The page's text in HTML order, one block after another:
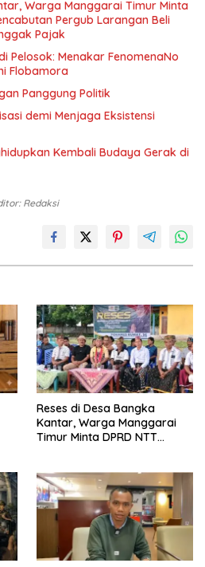
Warga Manggarai Timur Minta
Pergub Larangan Beli
Pajak
Pelosok: Menakar FenomenaNo
Flobamora
Panggung Politik
demi Menjaga Eksistensi
Kembali Budaya Gerak di
Redaksi
Reses di Desa Bangka
Kantar, Warga Manggarai
Timur Minta DPRD NTT
Bersubsidi Bagi Penunggak
Pajak